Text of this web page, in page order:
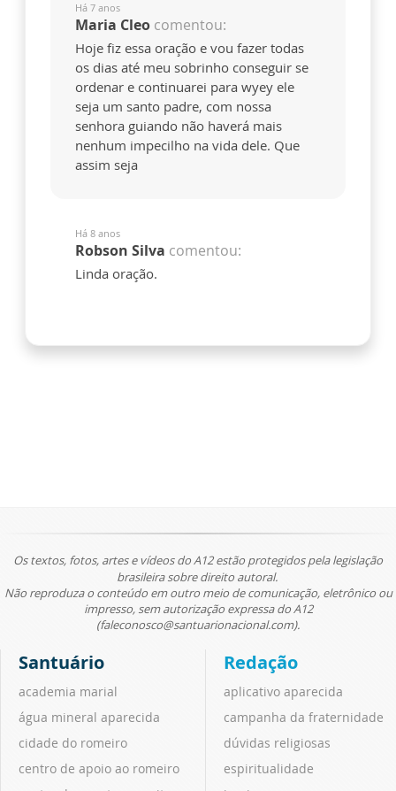
Há 7 anos
Maria Cleo comentou:
Hoje fiz essa oração e vou fazer todas
os dias até meu sobrinho conseguir se
ordenar e continuarei para wyey ele
seja um santo padre, com nossa
senhora guiando não haverá mais
nenhum impecilho na vida dele. Que
assim seja
Há 8 anos
Robson Silva comentou:
Linda oração.
Os textos, fotos, artes e vídeos do A12 estão protegidos pela legislação
brasileira sobre direito autoral.
Não reproduza o conteúdo em outro meio de comunicação, eletrônico ou
impresso, sem autorização expressa do A12
(faleconosco@santuarionacional.com).
Santuário
academia marial
água mineral aparecida
cidade do romeiro
centro de apoio ao romeiro
Redação
aplicativo aparecida
campanha da fraternidade
dúvidas religiosas
espiritualidade